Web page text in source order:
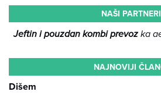
NAŠI PARTNERI
Jeftin i pouzdan kombi prevozka
NAJNOVIJI
Dišem